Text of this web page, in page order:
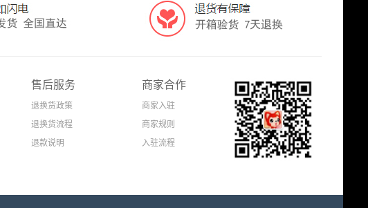
售后服务
退换货政策
退换货流程
退款说明
商家合作
商家入驻
商家规则
入驻流程